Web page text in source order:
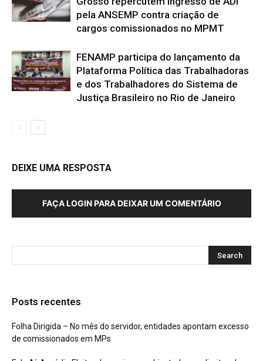
pela ANSEMP contra criação de
cargos comissionados no MPMT
FENAMP participa do lançamento da
Plataforma Política das Trabalhadoras
e dos Trabalhadores do Sistema de
Justiça Brasileiro no Rio de Janeiro
DEIXE UMA RESPOSTA
FAÇA LOGIN PARA DEIXAR UM COMENTÁRIO
Posts recentes
Folha Dirigida – No mês do servidor, entidades apontam excesso
de comissionados em MPs